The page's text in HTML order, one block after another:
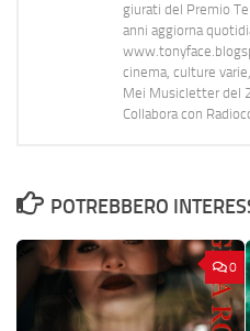
giurati del Premio
anni aggiorna
cinema, culture
Mei Musicletter del
Collabora con
POTREBBERO
0